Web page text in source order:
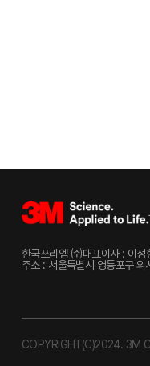
한국쓰리엠 ㈜대표이사 : 이정
주소 : 서울특별시 영등포구
COPYRIGHT(C)2024. 3M